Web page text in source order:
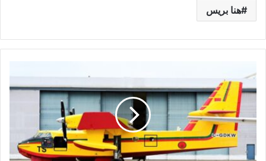
هنا بريس
ل
م
ر
ي
ع